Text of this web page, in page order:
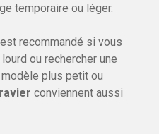
temporaire ou léger.
est recommandé si vous
ou rechercher une
plus petit ou
conviennent aussi